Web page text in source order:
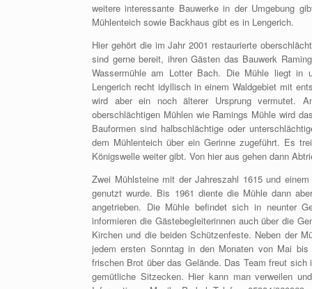
weitere interessante Bauwerke in der Umgebung
Mühlenteich sowie Backhaus gibt es in Lengerich.
Hier gehört die im Jahr 2001 restaurierte
sind gerne bereit, ihren Gästen das Bauwerk
Wassermühle am Lotter Bach. Die Mühle liegt in
Lengerich recht idyllisch in einem Waldgebiet mit
wird aber ein noch älterer Ursprung vermutet.
oberschlächtigen Mühlen wie Ramings Mühle wird
Bauformen sind halbschlächtige oder
dem Mühlenteich über ein Gerinne zugeführt. Es
Königswelle weiter gibt. Von hier aus gehen dann
Zwei Mühlsteine mit der Jahreszahl 1615 und
genutzt wurde. Bis 1961 diente die Mühle dann
angetrieben. Die Mühle befindet sich in neunter
informieren die Gästebegleiterinnen auch über die
Kirchen und die beiden Schützenfeste. Neben der
jedem ersten Sonntag in den Monaten von Mai
frischen Brot über das Gelände. Das Team freut
gemütliche Sitzecken. Hier kann man verweilen